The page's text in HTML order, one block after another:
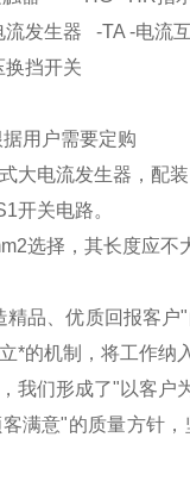
发生器 -TA -电流
换挡开关
用户需要定购
大电流发生器，配
开关电路。
选择，其长度应不
精品、优质回报客
*的机制，将工作纳
我们形成了"以客
满意"的质量方针